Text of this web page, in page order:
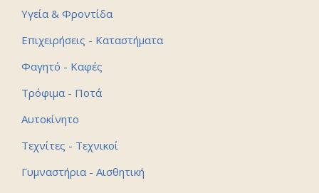
Υγεία & Φροντίδα
Επιχειρήσεις - Καταστήματα
Φαγητό - Καφές
Τρόφιμα - Ποτά
Αυτοκίνητο
Τεχνίτες - Τεχνικοί
Γυμναστήρια - Αισθητική